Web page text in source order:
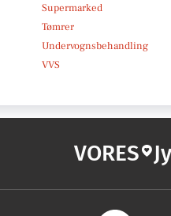
Supermarked
Tømrer
Undervognsbehandling
VVS
VORES